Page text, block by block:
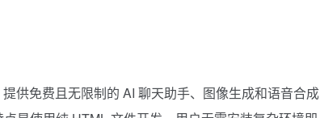
供免费且无限制的 AI 聊天助手、图像生成和语音合成